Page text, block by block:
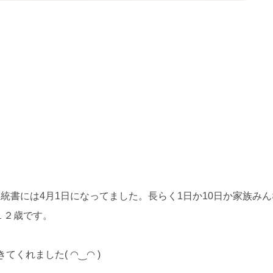
書には4月1日になってました。長らく1日か10日か家族み
歳です。
てくれました( ◠‿◠ )